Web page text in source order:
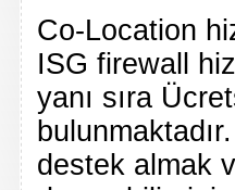
Co-Location
ISG firewall
yanı sıra
destek almak